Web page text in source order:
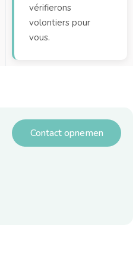
vérifierons
volontiers pour
vous.
Contact opnemen